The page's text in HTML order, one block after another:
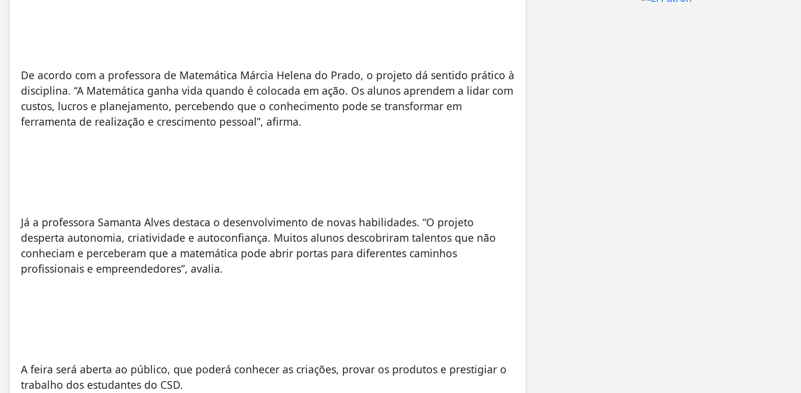
De acordo com a professora de Matemática Márcia Helena do Prado, o projeto dá sentido prático à
disciplina. “A Matemática ganha vida quando é colocada em ação. Os alunos aprendem a lidar com
custos, lucros e planejamento, percebendo que o conhecimento pode se transformar em
ferramenta de realização e crescimento pessoal”, afirma.
Já a professora Samanta Alves destaca o desenvolvimento de novas habilidades. “O projeto
desperta autonomia, criatividade e autoconfiança. Muitos alunos descobriram talentos que não
conheciam e perceberam que a matemática pode abrir portas para diferentes caminhos
profissionais e empreendedores”, avalia.
A feira será aberta ao público, que poderá conhecer as criações, provar os produtos e prestigiar o
trabalho dos estudantes do CSD.